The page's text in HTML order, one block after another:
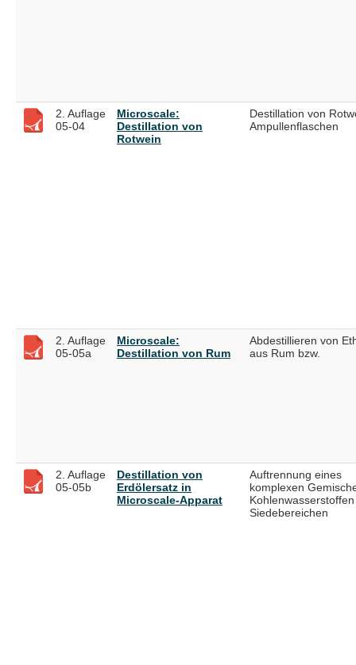
2. Auflage
05-04
Microscale:
Destillation von
Rotwein
Destillation von
Ampullenflaschen
2. Auflage
05-05a
Microscale:
Destillation von Rum
Abdestillieren von
aus Rum bzw.
2. Auflage
05-05b
Destillation von
Erdölersatz in
Microscale-Apparat
Auftrennung eines
komplexen
Siedebereichen